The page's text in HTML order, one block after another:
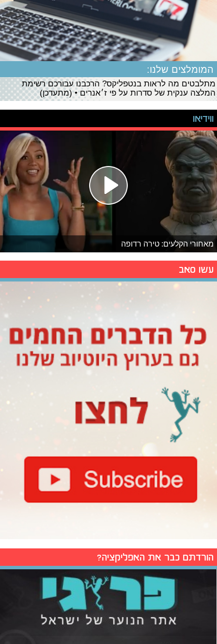
המומלצים שלנו:
מתלבטים מה לראות בנטפליקס? הרכבנו עבורכם רשימת
המלצה ענקית של סדרות על פי ז׳אנרים • (מתעדכן)
ווידיאו
מאחורי הקלעים: טירה רדופה
עשו סאב
הורדתם כבר את האפליקציה?